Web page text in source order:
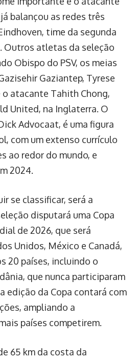
balançou as redes três
time da segunda
Outros atletas da seleção
Obispo do PSV, os meias
Gaziantep, Tyrese
atacante Tahith Chong,
United, na Inglaterra. O
Advocaat, é uma figura
com um extenso currículo
ao redor do mundo, e
2024.
se classificar, será a
disputará uma Copa
de 2026, que será
Unidos, México e Canadá,
20 países, incluindo o
que nunca participaram
edição da Copa contará com
ampliando a
países competirem.
65 km da costa da